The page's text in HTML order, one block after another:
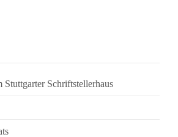
Stuttgarter Schriftstellerhaus